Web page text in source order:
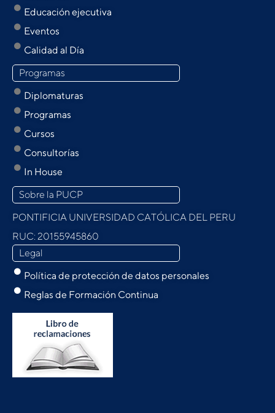
Educación ejecutiva
Eventos
Calidad al Día
Programas
Diplomaturas
Programas
Cursos
Consultorías
In House
Sobre la PUCP
PONTIFICIA UNIVERSIDAD CATÓLICA DEL PERU
RUC: 20155945860
Legal
Política de protección de datos personales
Reglas de Formación Continua